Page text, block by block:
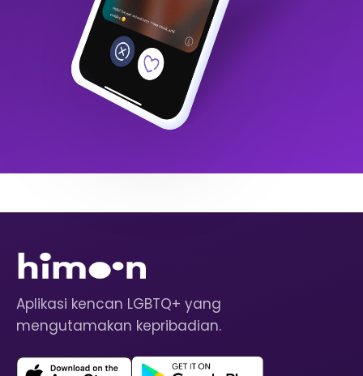
Aplikasi kencan LGBTQ+ yang
mengutamakan kepribadian.